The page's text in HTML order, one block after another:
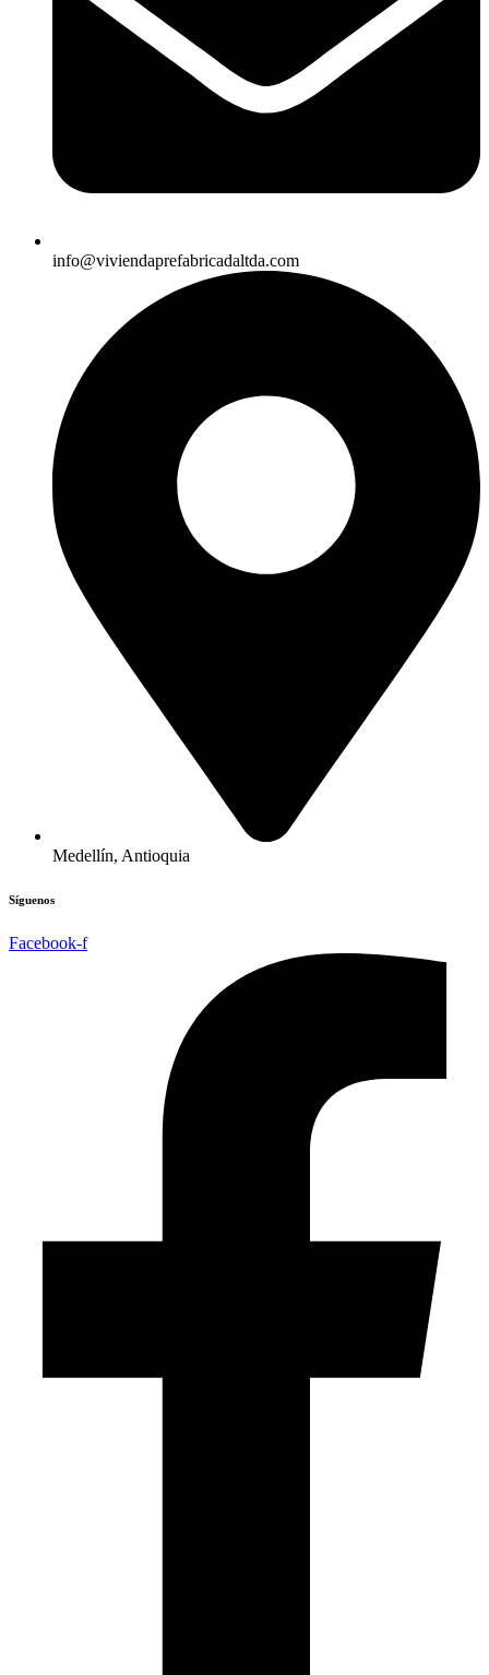
info@viviendaprefabricadaltda.com
Medellín, Antioquia
Síguenos
Facebook-f